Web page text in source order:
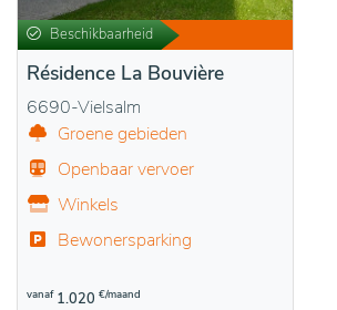
Beschikbaarheid
Résidence La Bouvière
6690-Vielsalm
Groene gebieden
Openbaar vervoer
Winkels
Bewonersparking
vanaf 1.020 €/maand